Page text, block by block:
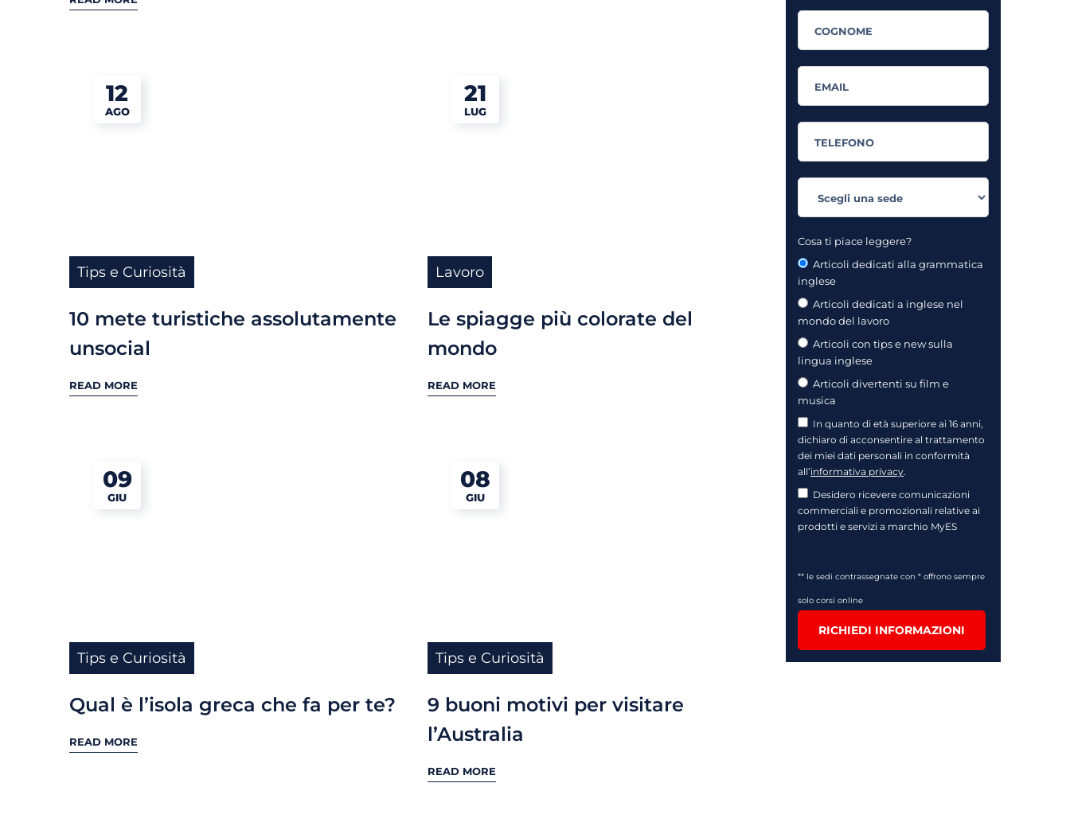
12
AGO
Tips e Curiosità
10 mete turistiche assolutamente
unsocial
READ MORE
21
LUG
Lavoro
Le spiagge più colorate del
mondo
READ MORE
09
GIU
Tips e Curiosità
Qual è l’isola greca che fa per te?
READ MORE
08
GIU
Tips e Curiosità
9 buoni motivi per visitare
l’Australia
READ MORE
Cosa ti piace leggere?
Articoli dedicati alla grammatica
inglese
Articoli dedicati a inglese nel
mondo del lavoro
Articoli con tips e new sulla
lingua inglese
Articoli divertenti su film e
musica
In quanto di età superiore ai 16 anni,
dichiaro di acconsentire al trattamento
dei miei dati personali in conformità
all’informativa privacy.
Desidero ricevere comunicazioni
commerciali e promozionali relative ai
prodotti e servizi a marchio MyES
** le sedi contrassegnate con * offrono sempre
solo corsi online
RICHIEDI INFORMAZIONI